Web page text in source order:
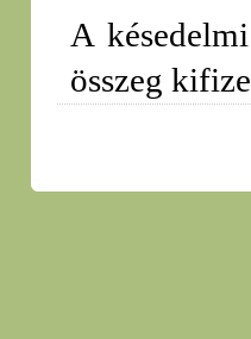
A
összeg